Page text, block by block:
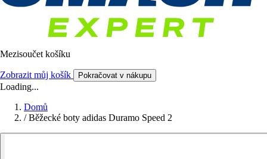
Mezisoučet košíku
Zobrazit můj košík Pokračovat v nákupu
Loading...
Domů
/ Běžecké boty adidas Duramo Speed 2